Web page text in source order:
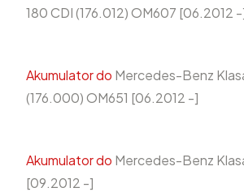
180 CDI (176.012) OM607 [06.2012
Akumulator do Mercedes-Benz
(176.000) OM651 [06.2012 -]
Akumulator do Mercedes-Benz
[09.2012 -]